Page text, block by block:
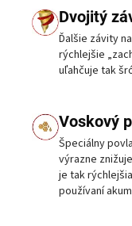
Dvojitý
Ďalšie závity
rýchlejšie
uľahčuje tak
Voskový
Špeciálny
výrazne
je tak
používaní